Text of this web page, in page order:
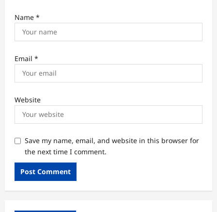
Name *
Email *
Website
Save my name, email, and website in this browser for
the next time I comment.